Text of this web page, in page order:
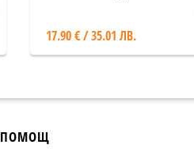
17.90 € / 35.01 ЛВ.
ПОМОЩ